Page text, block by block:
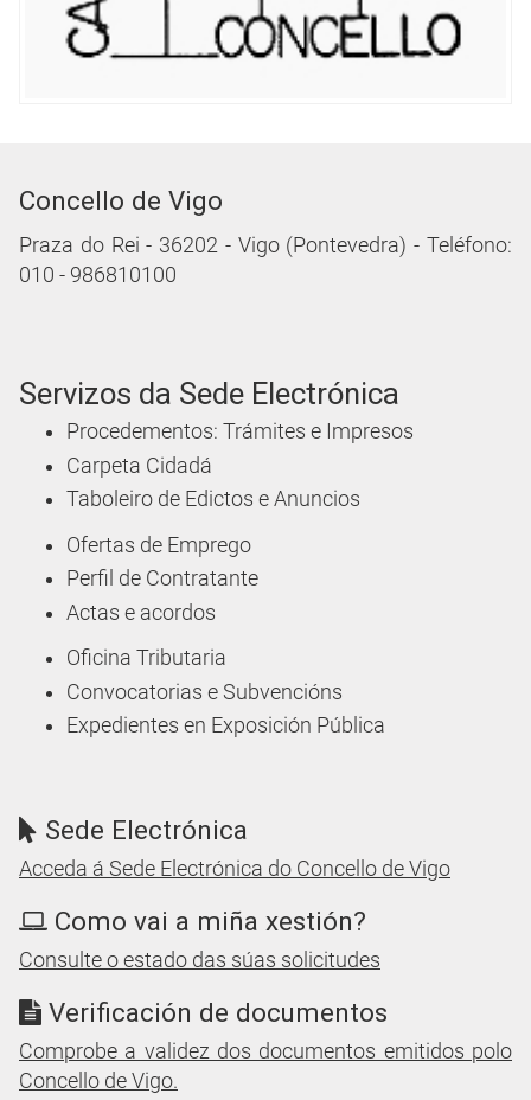
Concello de Vigo
Praza do Rei - 36202 - Vigo (Pontevedra) - Teléfono:
010 - 986810100
Servizos da Sede Electrónica
Procedementos: Trámites e Impresos
Carpeta Cidadá
Taboleiro de Edictos e Anuncios
Ofertas de Emprego
Perfil de Contratante
Actas e acordos
Oficina Tributaria
Convocatorias e Subvencións
Expedientes en Exposición Pública
Sede Electrónica
Acceda á Sede Electrónica do Concello de Vigo
Como vai a miña xestión?
Consulte o estado das súas solicitudes
Verificación de documentos
Comprobe a validez dos documentos emitidos polo
Concello de Vigo.